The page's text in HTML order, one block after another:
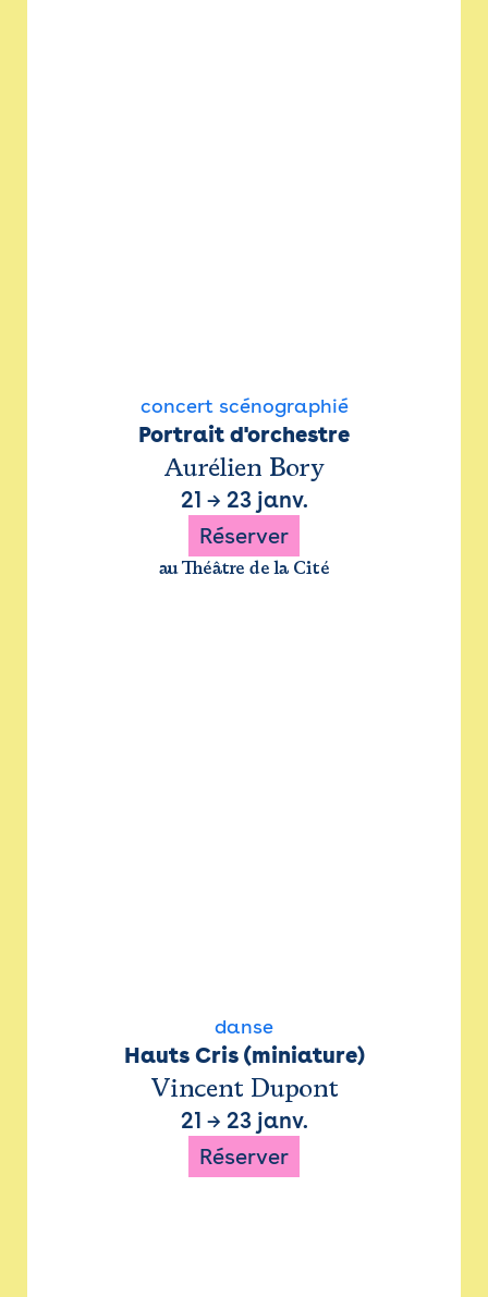
concert scénographié
Portrait d'orchestre
Aurélien Bory
21 → 23 janv.
Réserver
au Théâtre de la Cité
danse
Hauts Cris (miniature)
Vincent Dupont
21 → 23 janv.
Réserver